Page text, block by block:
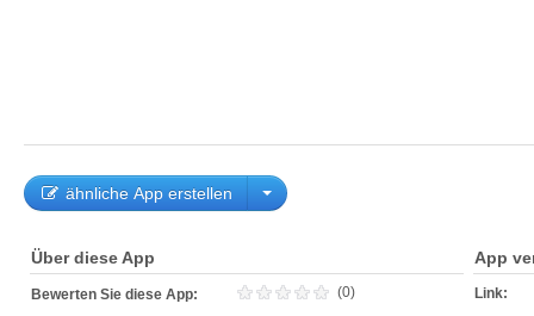
ähnliche App erstellen
Über diese App
Bewerten Sie diese App: (0)
App
Link: